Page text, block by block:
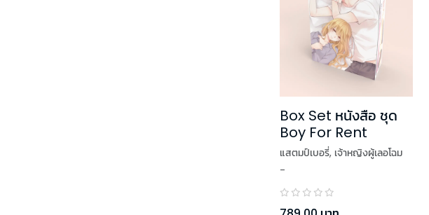
Box Set หนังสือ ชุด
Boy For Rent
แสตมป์เบอรี่, เจ้าหญิงผู้เลอโฉม
-